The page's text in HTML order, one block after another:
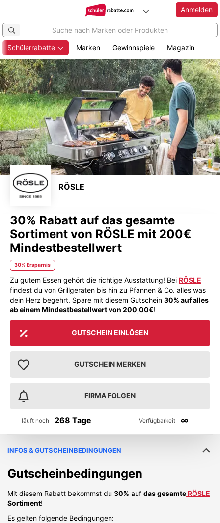
Zum
Hauptinhalt
springen
Anmelden
Schülerrabatte Marken Gewinnspiele Magazin
RÖSLE
30% Rabatt auf das gesamte
Sortiment von RÖSLE mit 200€
Mindestbestellwert
30% Ersparnis
Zu gutem Essen gehört die richtige Ausstattung! Bei RÖSLE
findest du von Grillgeräten bis hin zu Pfannen & Co. alles was
dein Herz begehrt. Spare mit diesem Gutschein 30% auf alles
ab einem Mindestbestellwert von 200,00€!
GUTSCHEIN EINLÖSEN
GUTSCHEIN MERKEN
FIRMA FOLGEN
läuft noch 268 Tage Verfügbarkeit ∞
INFOS & GUTSCHEINBEDINGUNGEN
Gutscheinbedingungen
Mit diesem Rabatt bekommst du 30% auf das gesamteRÖSLE
Sortiment!
Es gelten folgende Bedingungen: